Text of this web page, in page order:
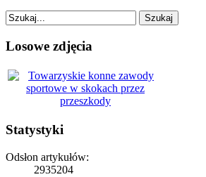
Losowe zdjęcia
Statystyki
Odsłon artykułów:
2935204